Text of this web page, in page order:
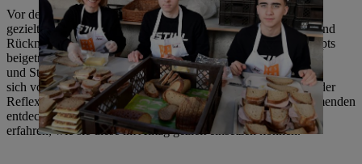
Vor dem offiziellen Projektstart im September fanden
gezielt Piloteinsätze statt. Sie lieferten wichtige Erkenntnisse und
Rückmeldungen, die zur erfolgreichen Umsetzung des Konzepts
beigetragen haben. Weiter gibt es im ersten Ausbildungs-
und Studienjahr einen zweistündigen Kick-off-Workshop, der
sich vor allem mit dem Thema der sozialen Ungleichheit und der
Reflexion persönlicher Lebensumstände befasst. Die Teilnehmenden
entdecken während des Workshops ihre eigenen Stärken und
erfahren, wie sie diese im Alltag gezielt einsetzen können.